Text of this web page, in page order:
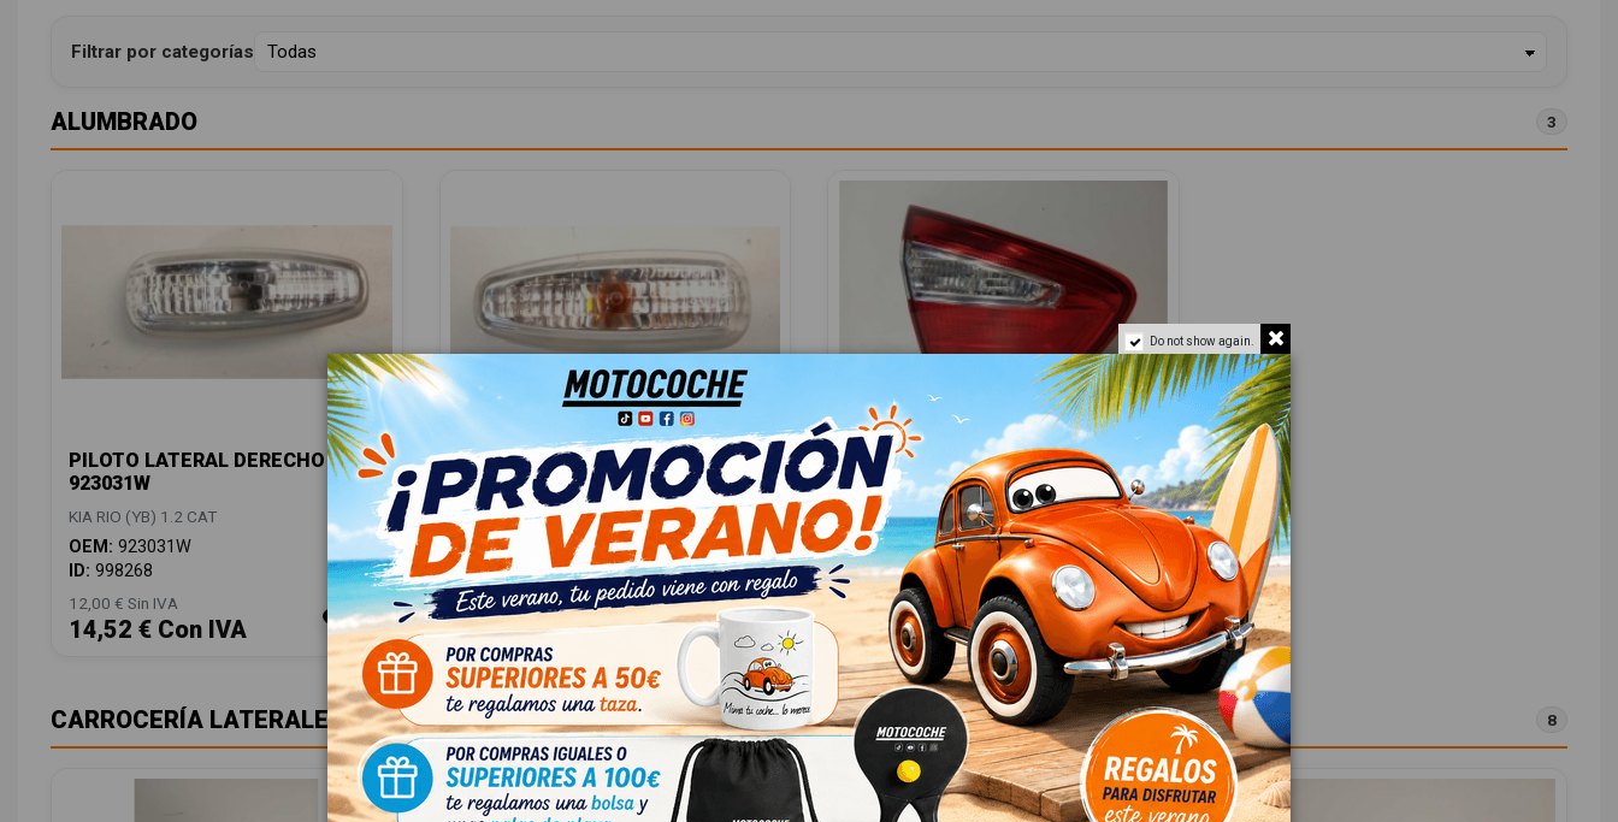
Filtrar por categorías
ALUMBRADO 3
PILOTO LATERAL DERECHO
923031W
KIA RIO (YB) 1.2 CAT
OEM: 923031W
ID: 998268
12,00 € Sin IVA
14,52 € Con IVA
PILOTO LATERAL IZQUIERDO
923031W
KIA RIO (YB) 1.2 CAT
OEM:923031W
ID:998269
12,00 € Sin IVA
14,52 € Con IVA
PILOTO TRASERO IZQUIERDO
924031W2
KIA RIO (YB) 1.2 CAT
OEM:924031W2
ID:916487
28,00 € Sin IVA
33,88 € Con IVA
CARROCERÍA LATERALES 8
Do not show again.